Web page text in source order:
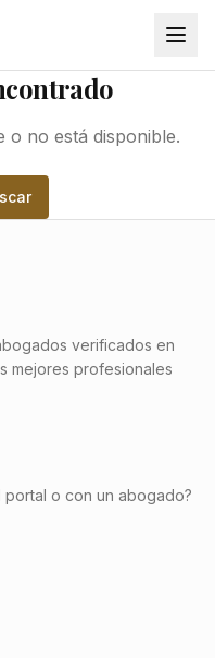
o no está disponible.
verificados en
mejores profesionales
o con un abogado?